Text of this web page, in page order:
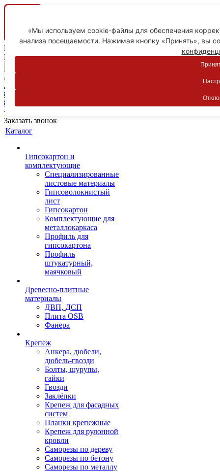
Ваш город
Пятигорск
Личный кабинет
8-800-775-59-89
8-800-775-59-89
+7 918 754-83-77
Заказать звонок
Каталог
Гипсокартон и
комплектующие
Специализированные
листовые материалы
Гипсоволокнистый
лист
Гипсокартон
Комплектующие для
металлокаркаса
Профиль для
гипсокартона
Профиль
штукатурный,
маячковый
Древесно-плитные
материалы
ДВП, ДСП
Плита OSB
Фанера
Крепеж
Анкера, дюбели,
дюбель-гвозди
Болты, шурупы,
гайки
Гвозди
Заклёпки
Крепеж для фасадных
систем
Планки крепежные
Крепеж для рулонной
кровли
Саморезы по дереву
Саморезы по бетону
Саморезы по металлу
«Мы используем cookie-файлы для обеспечения
анализа посещаемости. Нажимая кнопку «Принять», вы